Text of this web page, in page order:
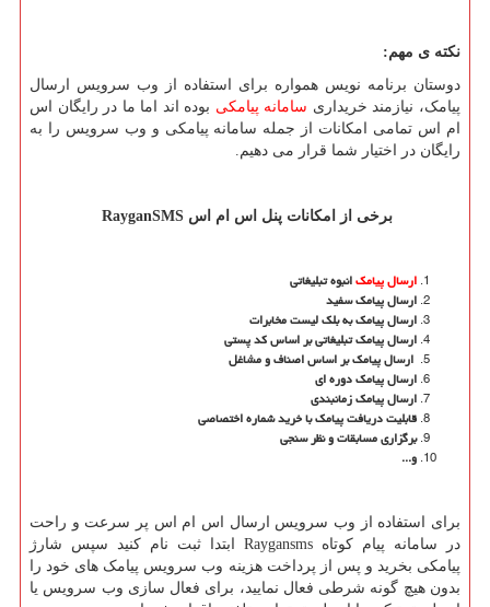
نکته ی مهم:
دوستان برنامه نویس همواره برای استفاده از وب سرویس ارسال
پیامک، نیازمند خریداری سامانه پیامکی بوده اند اما ما در رایگان اس
ام اس تمامی امکانات از جمله سامانه پیامکی و وب سرویس را به
رایگان در اختیار شما قرار می دهیم.
برخی از امکانات پنل اس ام اس RayganSMS
ارسال پیامکانبوه تبلیغاتی
ارسال پیامک سفید
ارسال پیامک به بلک لیست مخابرات
ارسال پیامک تبلیغاتی بر اساس کد پستی
ارسال پیامک بر اساس اصناف و مشاغل
ارسال پیامک دوره ای
ارسال پیامک زمانبندی
قابلیت دریافت پیامک با خرید شماره اختصاصی
برگزاری مسابقات و نظر سنجی
و...
برای استفاده از وب سرویس ارسال اس ام اس پر سرعت و راحت
در سامانه پیام کوتاه Raygansms ابتدا ثبت نام کنید سپس شارژ
پیامکی بخرید و پس از پرداخت هزینه وب سرویس پیامک های خود را
بدون هیچ گونه شرطی فعال نمایید، برای فعال سازی وب سرویس یا